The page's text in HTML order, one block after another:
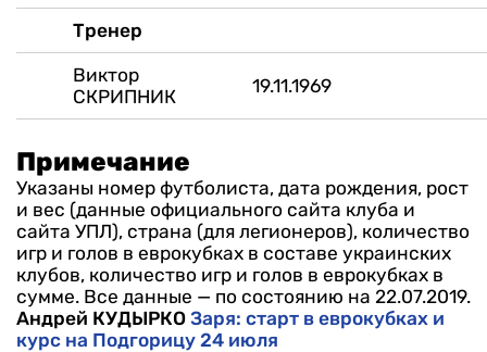
Тренер
Виктор
СКРИПНИК
19.11.1969
Примечание
Указаны номер футболиста, дата рождения, рост
и вес (данные официального сайта клуба и
сайта УПЛ), страна (для легионеров), количество
игр и голов в еврокубках в составе украинских
клубов, количество игр и голов в еврокубках в
сумме. Все данные — по состоянию на 22.07.2019.
Андрей КУДЫРКО Заря: старт в еврокубках и
курс на Подгорицу 24 июля